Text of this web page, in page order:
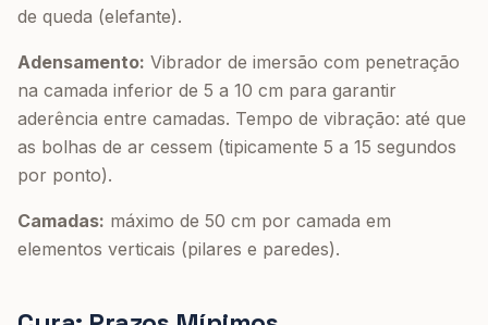
de queda (elefante).
Adensamento: Vibrador de imersão com penetração
na camada inferior de 5 a 10 cm para garantir
aderência entre camadas. Tempo de vibração: até que
as bolhas de ar cessem (tipicamente 5 a 15 segundos
por ponto).
Camadas: máximo de 50 cm por camada em
elementos verticais (pilares e paredes).